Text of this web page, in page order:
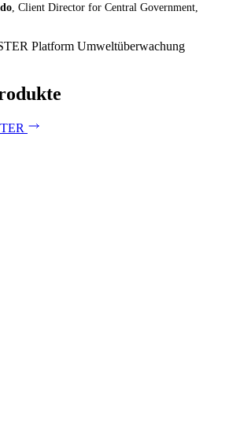
, Client Director for Central Government,
Platform Umweltüberwachung